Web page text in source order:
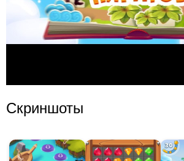
Скриншоты